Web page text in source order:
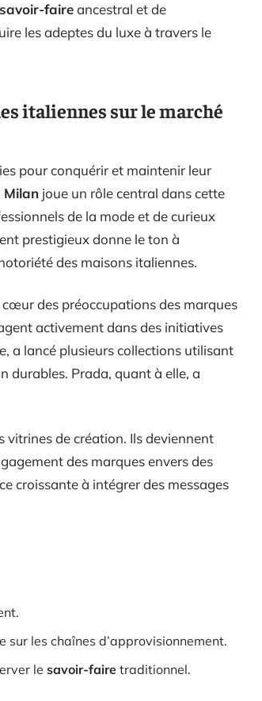
savoir-faireancestral et de
les adeptes du luxe à travers le
italiennes sur le marché
pour conquérir et maintenir leur
Milan joue un rôle central dans cette
de la mode et de curieux
prestigieux donne le ton à
des maisons italiennes.
des préoccupations des marques
activement dans des initiatives
a lancé plusieurs collections utilisant
durables. Prada, quant à elle, a
vitrines de création. Ils deviennent
des marques envers des
croissante à intégrer des messages
les chaînes d’approvisionnement.
le savoir-faire traditionnel.